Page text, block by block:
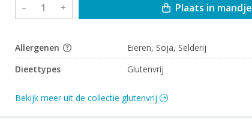
– + Plaats in mandje
Allergenen
Eieren, Soja, Selderij
Dieettypes
Glutenvrij
Bekijk meer uit de collectie glutenvrij